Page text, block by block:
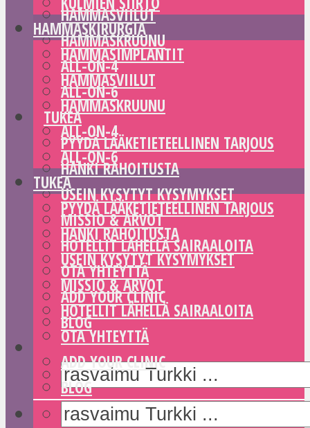
HAMMASVIILUT
HAMMASKRUUNU
ALL-ON-4
ALL-ON-6
TUKEA
PYYDÄ LÄÄKETIETEELLINEN TARJOUS
HANKI RAHOITUSTA
USEIN KYSYTYT KYSYMYKSET
MISSIO & ARVOT
HOTELLIT LÄHELLÄ SAIRAALOITA
OTA YHTEYTTÄ
ADD YOUR CLINIC
BLOG
HAMMASKIRURGIA
HAMMASIMPLANTIT
HAMMASVIILUT
HAMMASKRUUNU
ALL-ON-4
ALL-ON-6
TUKEA
PYYDÄ LÄÄKETIETEELLINEN TARJOUS
HANKI RAHOITUSTA
USEIN KYSYTYT KYSYMYKSET
MISSIO & ARVOT
HOTELLIT LÄHELLÄ SAIRAALOITA
OTA YHTEYTTÄ
ADD YOUR CLINIC
BLOG